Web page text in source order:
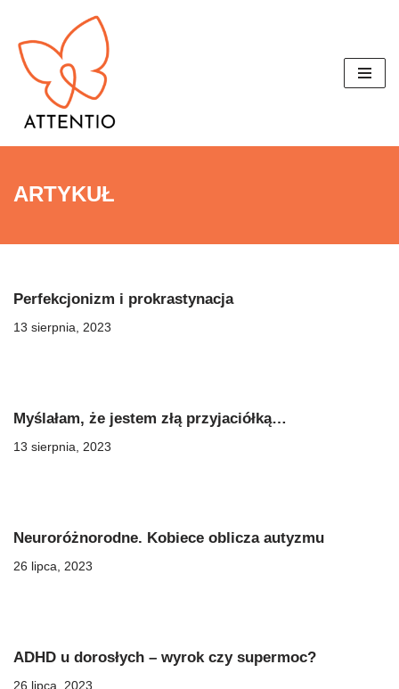
Przejdź
do
treści
ARTYKUŁ
Perfekcjonizm i prokrastynacja
13 sierpnia, 2023
Myślałam, że jestem złą przyjaciółką…
13 sierpnia, 2023
Neuroróżnorodne. Kobiece oblicza autyzmu
26 lipca, 2023
ADHD u dorosłych – wyrok czy supermoc?
26 lipca, 2023